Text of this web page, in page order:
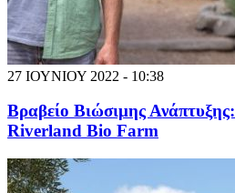
27 ΙΟΥΝΙΟΥ 2022 - 10:38
Βραβείο Βιώσιμης
Riverland Bio Farm